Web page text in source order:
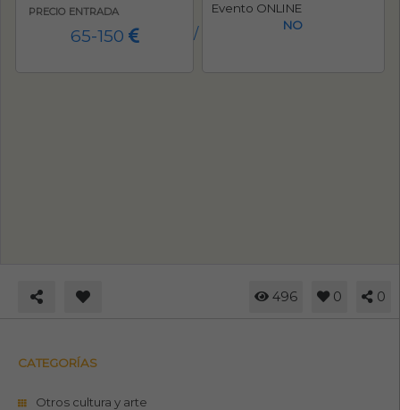
PRECIO ENTRADA
65-150 /
Evento ONLINE
NO
496 0 0
CATEGORÍAS
Otros cultura y arte